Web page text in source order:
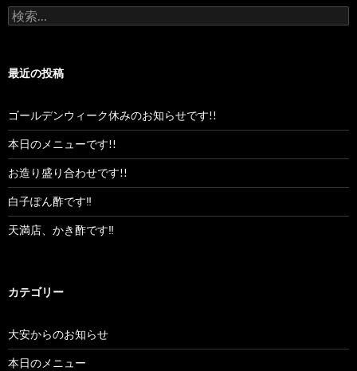
検
索:
最近の投稿
ゴールデンウィーク休みのお知らせです!!
本日のメニューです!!
お造り盛り合わせです!!
白子ぽん酢です‼︎
天満店、かき酢です‼︎
カテゴリー
大安からのお知らせ
本日のメニュー